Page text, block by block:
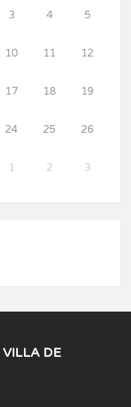
3 4 5
10 11 12
17 18 19
24 25 26
1 2 3
DE